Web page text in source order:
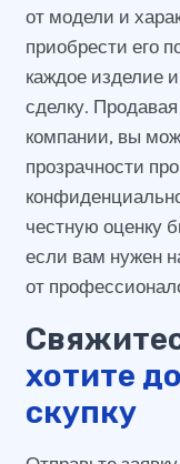
от модели и
приобрести его
каждое изделие
сделку.
компании, вы
прозрачности
честную оценку
если вам нужен
от
хотите
скупку